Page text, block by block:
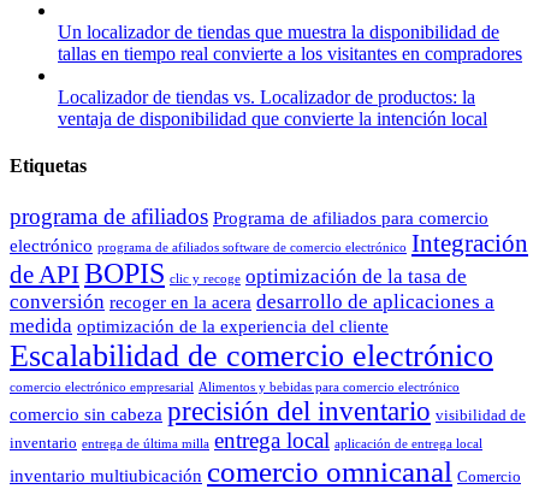
Un localizador de tiendas que muestra la disponibilidad de
tallas en tiempo real convierte a los visitantes en compradores
Localizador de tiendas vs. Localizador de productos: la
ventaja de disponibilidad que convierte la intención local
Etiquetas
programa de afiliados Programa de afiliados para comercio
electrónico programa de afiliados software de comercio electrónico Integración
de APIBOPIS clic y recoge optimización de la tasa de
conversión recoger en la acera desarrollo de aplicaciones a
medida optimización de la experiencia del cliente
Escalabilidad de comercio electrónico
comercio electrónico empresarial Alimentos y bebidas para comercio electrónico
comercio sin cabeza precisión del inventario visibilidad de
inventario entrega de última milla entrega local aplicación de entrega local
inventario multiubicación comercio omnicanal Comercio